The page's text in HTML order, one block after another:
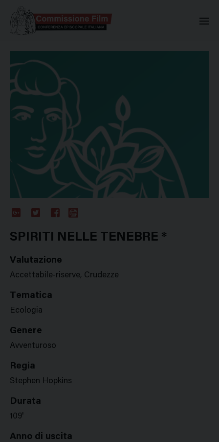
Plus
SPIRITI NELLE TENEBRE *
Valutazione
Accettabile-riserve, Crudezze
Tematica
Ecologia
Genere
Avventuroso
Regia
Stephen Hopkins
Durata
109'
Anno di uscita